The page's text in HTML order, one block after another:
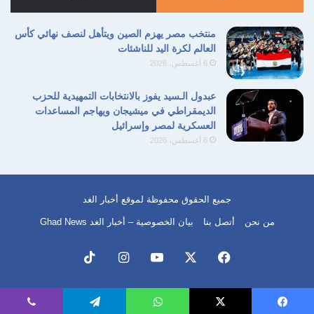
ألف شهيد، بالإضافة إلى أكثر من 173 ألف إصابة
مختلفة، فضلاً عن دمار واسع النطاق طال 90%
من إجمالي البنية التحتية المدنية والمنشآت الحيوية
في عموم القطاع المنكوب بأكمله.
وتكشف هذه الوقائع الميدانية اليومية زيف
الادعاءات الإسرائيلية بشأن الالتزام بالتهدئة، حيث
تفريغ الأرض تماماً من أصحابها الشرعيين وإجبارهم
على النزوح المستمر وسط صمت مطبق ومخزٍ
للمنظومة الدولية بالكامل.
منتخب مصر يهزم الصين ويتأهل لنصف نهائي كأس
العالم لكرة اليد للناشئات
6 أغسطس، 2026
عبدول الـسيد يفوز بالانتخابات التمهيدية للحزب
الديمقراطي في ميشيجان ويهاجم المساعدات
العسكرية لمصر وإسرائيل
6 أغسطس، 2026
جميع الحقوق محفوظة لموقع أخبار الغد
من نحن أتصل بنا بيان الخصوصية – أخبار الغد Ghad News
فيسبوك ‫YouTubeانستقرام